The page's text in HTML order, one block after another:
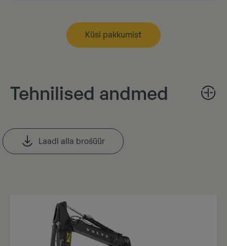
Küsi pakkumist
Tehnilised andmed
Laadi alla brośüür